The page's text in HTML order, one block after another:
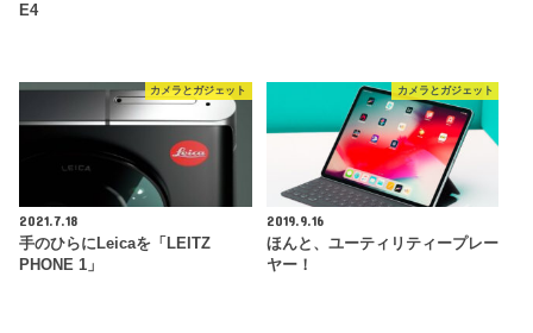
E4
カメラとガジェット
2021.7.18
手のひらにLeicaを「LEITZ
PHONE 1」
カメラとガジェット
2019.9.16
ほんと、ユーティリティープレー
ヤー！